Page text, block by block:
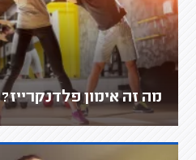
מה זה אימון פלדנקרייז?